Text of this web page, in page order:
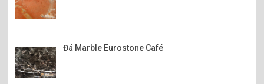
Đá Marble Eurostone Café